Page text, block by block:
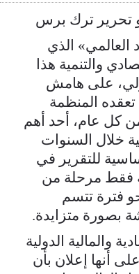
تحرير ترك برس
العالمي» الذي
والتنمية هذا
على هامش
المنظمة
كل عام، أحد أهم
خلال السنوات
للتقرير في
فقط مرحلة من
فترة تتسم
بصورة متزايدة.
والمالية الدولية
أنها إعلان بأن